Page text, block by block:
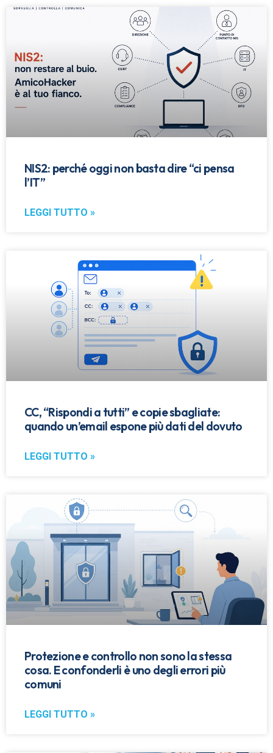
NIS2: perché oggi non basta dire “ci pensa
l’IT”
LEGGI TUTTO »
CC, “Rispondi a tutti” e copie sbagliate:
quando un’email espone più dati del dovuto
LEGGI TUTTO »
Protezione e controllo non sono la stessa
cosa. E confonderli è uno degli errori più
comuni
LEGGI TUTTO »